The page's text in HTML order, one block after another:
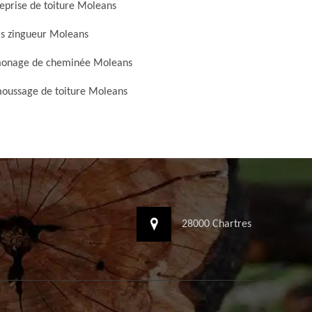
de toiture Moleans
zingueur Moleans
de cheminée Moleans
de toiture Moleans
28000 Chartres